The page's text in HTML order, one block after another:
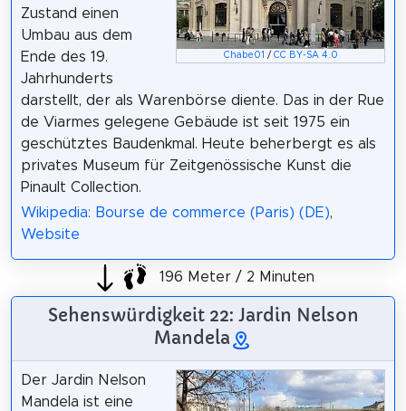
Chabe01 / CC BY-SA 4.0
Zustand einen
Umbau aus dem
Ende des 19.
Jahrhunderts
darstellt, der als Warenbörse diente. Das in der Rue
de Viarmes gelegene Gebäude ist seit 1975 ein
geschütztes Baudenkmal. Heute beherbergt es als
privates Museum für Zeitgenössische Kunst die
Pinault Collection.
Wikipedia: Bourse de commerce (Paris) (DE),
Website
196 Meter / 2 Minuten
Sehenswürdigkeit 22: Jardin Nelson
Mandela
Der Jardin Nelson
Mandela ist eine